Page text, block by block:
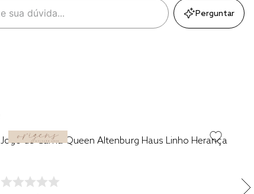
Perguntar
Jogo de Cama Queen Altenburg Haus Linho Herança